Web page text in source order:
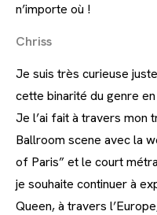
n’importe où !
Chriss
Je suis très curieuse
cette binarité du genre en
Je l’ai fait à travers mon
Ballroom scene avec la
of Paris” et le court
je souhaite continuer à
Queen, à travers